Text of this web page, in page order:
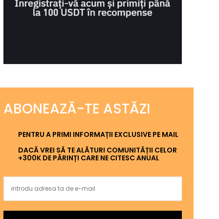
ABONEAZĂ-TE ASTĂZI
PENTRU A PRIMI INFORMAȚII EXCLUSIVE PE MAIL
DACĂ VREI SĂ TE ALĂTURI COMUNITĂȚII CELOR
+300K DE PĂRINȚI CARE NE CITESC ANUAL